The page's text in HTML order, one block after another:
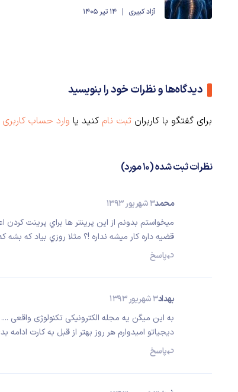
آزاد کبیری 14 تیر 1405
دیدگاه‌ها و نظرات خود را بنویسید
برای گفتگو با کاربران ثبت نام کنید یا وارد حساب کاربری
نظرات ثبت شده (10 مورد)
محمد3 شهریور 1393
ميخواستم بدونم از اين پرينتر ها براي پرينت
قضيه داره كار ميشه نداره !؟ مثلا روزي بياد كه
پاسخ
بهداد3 شهریور 1393
به این میگن یه مجله الکترونیکی تکنولوژی واقعی
دیجیاتو امیدوارم هر روز بهتر از قبل به کارت ادامه
پاسخ